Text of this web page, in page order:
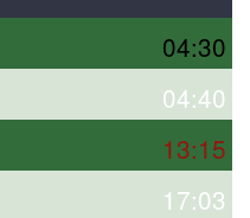
04:30
04:40
13:15
17:03